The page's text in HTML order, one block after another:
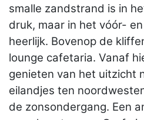
smalle zandstrand is in
druk, maar in het vóór-
heerlijk. Bovenop de
lounge cafetaria. Vanaf
genieten van het uitzicht
eilandjes ten
de zonsondergang. Een